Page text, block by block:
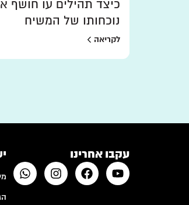
כיצד תהילים עו חושף
נוכחותו של המשיח
לקריאה
עקבו אחרינו